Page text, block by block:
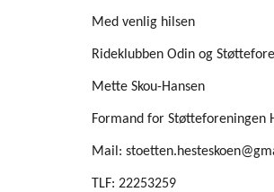
Med venlig hilsen
Rideklubben Odin og
Mette Skou-Hansen
Formand for Støtteforeningen
Mail:
TLF: 22253259